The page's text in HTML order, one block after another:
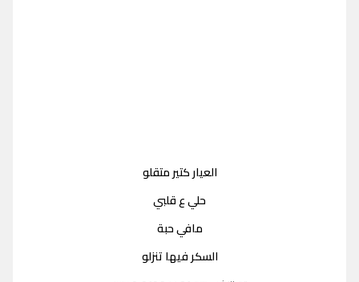
العيار كتير متقلو
حلي ع قلبي
مافي حبة
السكر فيها تنزلو